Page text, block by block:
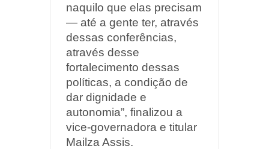
naquilo que elas precisam
— até a gente ter, através
dessas conferências,
através desse
fortalecimento dessas
políticas, a condição de
dar dignidade e
autonomia”, finalizou a
vice-governadora e titular
Mailza Assis.